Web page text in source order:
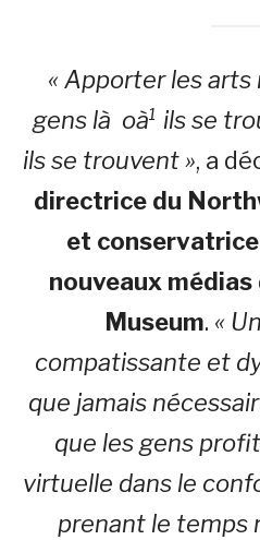
« Apporter les
gens là oà¹ ils se
ils se trouvent », a
directrice du
et
nouveaux
Museum. «
compatissante et
que jamais
que les gens
virtuelle dans le
prenant le temps